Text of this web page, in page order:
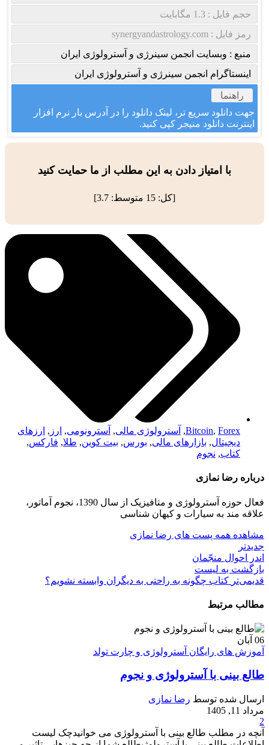
حجم فایل : 1.3 مگابایت
رمز فایل : synergyandastrology.com
منبع : وبسایت انجمن سینرژی و آسترولوژی ایران
اینستاگرام انجمن سینرژی و آسترولوژی ایران
راهنما
جهت دانلود سریع تر، لینک دانلود را در آدرس بار نرم افزار
اینترنت دانلود منیجر کپی کنید.
با امتیاز دادن به این مطلب از ما حمایت کنید
[کل: 15 متوسط: 3.7
]
Bitcoin, Forex
, آسترولوژی مالی, آسترونومی, ارز , ارزهای
دیجیتال, بازارهای مالی, بورس, بیت کوین, طلا, فارکس,
کتاب, نجوم
درباره رضا نمازی
فعال حوزه آسترولوژی و متافیزیک از سال 1390، نجوم آماتور،
علاقه مند به سیارات و کیهان شناسی
مشاهده همه پست های رضا نمازی
جدیدتر
اندر احوال منجّمان
بازگشت بە لیست
قدیمی‌تر کتاب چگونه به راحتی به دیگران وابسته نشویم؟
مطالب مرتبط
06 آبان
آموزش های رایگان آسترولوژی و چارت تولد
طالع بینی با آسترولوژی و نجوم
ارسال شده توسط رضا نمازی
مرداد 11, 1405
2
آنچه در مطلب طالع بینی با آسترولوژی می خوانیدچک لیست